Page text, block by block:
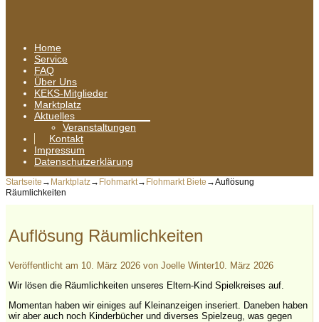
Home
Service
FAQ
Über Uns
KEKS-Mitglieder
Marktplatz
Aktuelles
Veranstaltungen
Kontakt
Impressum
Datenschutzerklärung
Startseite → Marktplatz→ Flohmarkt→ Flohmarkt Biete →Auflösung
Räumlichkeiten
Auflösung Räumlichkeiten
Veröffentlicht am 10. März 2026 vonJoelle Winter10. März 2026
Wir lösen die Räumlichkeiten unseres Eltern-Kind Spielkreises auf.
Momentan haben wir einiges auf Kleinanzeigen inseriert. Daneben haben
wir aber auch noch Kinderbücher und diverses Spielzeug, was gegen